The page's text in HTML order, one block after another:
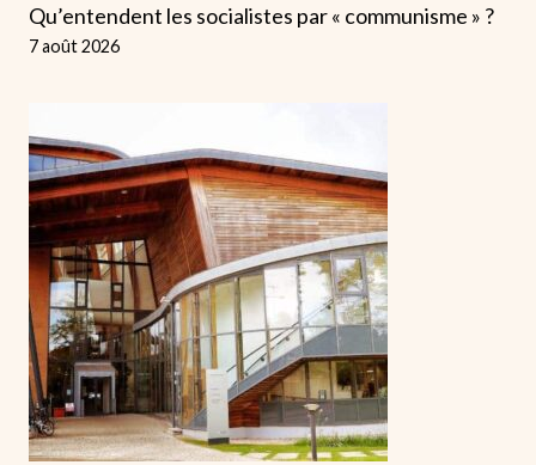
Qu’entendent les socialistes par « communisme » ?
7 août 2026